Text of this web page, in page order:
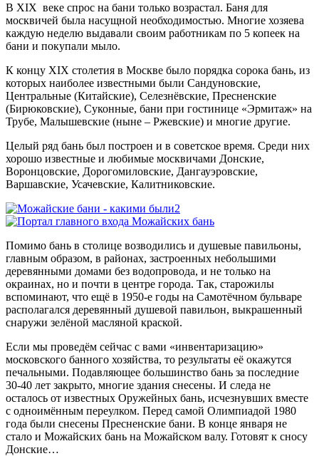
В XIX веке спрос на бани только возрастал. Баня для
москвичей была насущной необходимостью. Многие хозяева
каждую неделю выдавали своим работникам по 5 копеек на
бани и покупали мыло.
К концу XIX столетия в Москве было порядка сорока бань, из
которых наиболее известными были Сандуновские,
Центральные (Китайские), Селезнёвские, Пресненские
(Бирюковские), Суконные, бани при гостинице «Эрмитаж» на
Трубе, Малышевские (ныне – Ржевские) и многие другие.
Целый ряд бань был построен и в советское время. Среди них
хорошо известные и любимые москвичами Донские,
Воронцовские, Дорогомиловские, Дангауэровские,
Варшавские, Усачевские, Калитниковские.
Помимо бань в столице возводились и душевые павильоны,
главным образом, в районах, застроенных небольшими
деревянными домами без водопровода, и не только на
окраинах, но и почти в центре города. Так, старожилы
вспоминают, что ещё в 1950-е годы на Самотёчном бульваре
располагался деревянный душевой павильон, выкрашенный
снаружи зелёной масляной краской.
Если мы проведём сейчас с вами «инвентаризацию»
московского банного хозяйства, то результаты её окажутся
печальными. Подавляющее большинство бань за последние
30-40 лет закрыто, многие здания снесены. И следа не
осталось от известных Оружейных бань, исчезнувших вместе
с одноимённым переулком. Перед самой Олимпиадой 1980
года были снесены Пресненские бани. В конце января не
стало и Можайских бань на Можайском валу. Готовят к сносу
Донские…